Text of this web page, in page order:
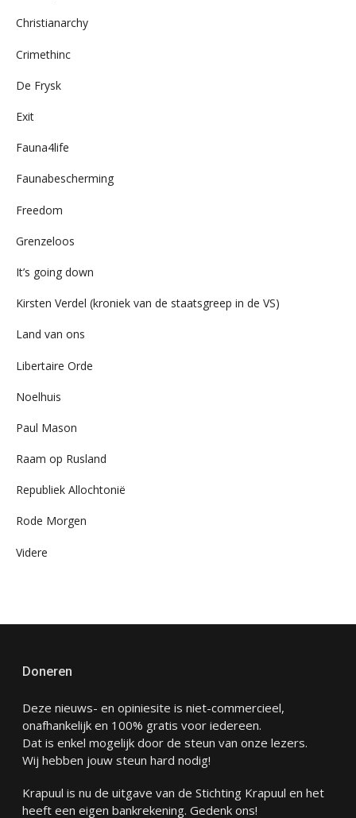
Christianarchy
Crimethinc
De Frysk
Exit
Fauna4life
Faunabescherming
Freedom
Grenzeloos
It’s going down
Kirsten Verdel (kroniek van de staatsgreep in de VS)
Land van ons
Libertaire Orde
Noelhuis
Paul Mason
Raam op Rusland
Republiek Allochtonië
Rode Morgen
Videre
Doneren
Deze nieuws- en opiniesite is niet-commercieel,
onafhankelijk en 100% gratis voor iedereen.
Dat is enkel mogelijk door de steun van onze lezers.
Wij hebben jouw steun hard nodig!
Krapuul is nu de uitgave van de Stichting Krapuul en het
heeft een eigen bankrekening. Gedenk ons!